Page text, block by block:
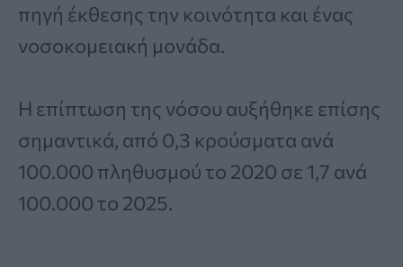
πηγή έκθεσης την κοινότητα και ένας
νοσοκομειακή μονάδα.
Η επίπτωση της νόσου αυξήθηκε επίσης
σημαντικά, από 0,3 κρούσματα ανά
100.000 πληθυσμού το 2020 σε 1,7 ανά
100.000 το 2025.